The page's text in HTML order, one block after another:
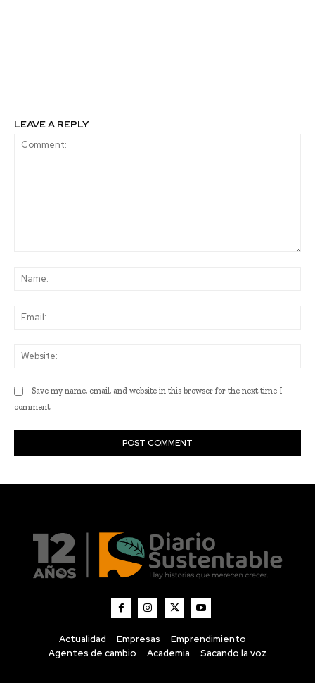
Actualidad Empresas
Emprendimiento
Agentes de cambio
Academia Sacando la voz